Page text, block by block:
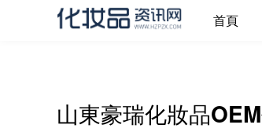
山東豪瑞化妝品
首頁